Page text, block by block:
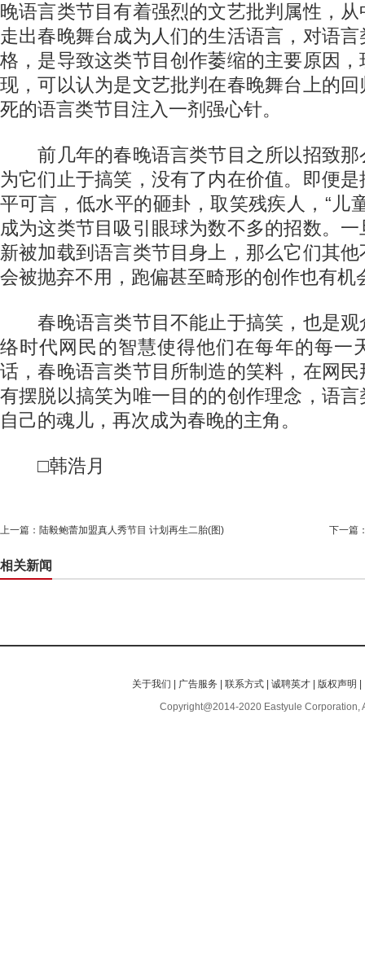
晚语言类节目有着强烈的文艺批判属性，
走出春晚舞台成为人们的生活语言，对语
格，是导致这类节目创作萎缩的主要原因
现，可以认为是文艺批判在春晚舞台上的
死的语言类节目注入一剂强心针。
前几年的春晚语言类节目之所以招致那
为它们止于搞笑，没有了内在价值。即便
平可言，低水平的砸卦，取笑残疾人，“儿
成为这类节目吸引眼球为数不多的招数。
新被加载到语言类节目身上，那么它们其
会被抛弃不用，跑偏甚至畸形的创作也有机
春晚语言类节目不能止于搞笑，也是观
络时代网民的智慧使得他们在每年的每一
话，春晚语言类节目所制造的笑料，在网
有摆脱以搞笑为唯一目的的创作理念，语
自己的魂儿，再次成为春晚的主角。
□韩浩月
上一篇： 陆毅鲍蕾加盟真人秀节目 计划再生二胎(图) 下一篇
相关新闻
关于我们 广告服务 |联系方式 |诚聘英才 版权声明
Copyright@2014-2020 Eastyule